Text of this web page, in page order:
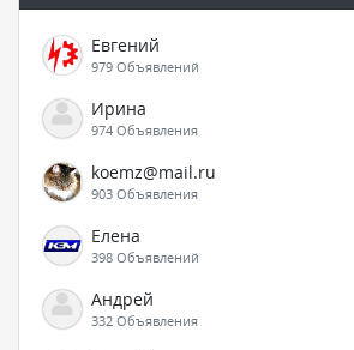
Евгений
979 Объявлений
Ирина
974 Объявления
koemz@mail.ru
903 Объявления
Елена
398 Объявлений
Андрей
332 Объявления